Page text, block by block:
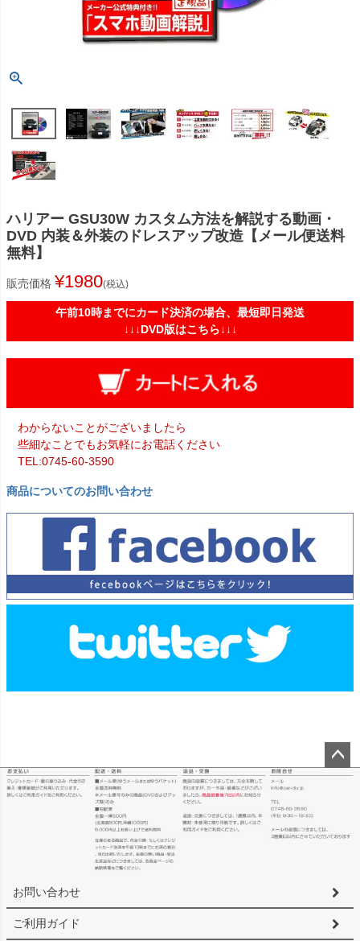
ハリアー GSU30W カスタム方法を解説する動画・
DVD 内装＆外装のドレスアップ改造【メール便送料
無料】
販売価格 ¥1980 税込
午前10時までにカード決済の場合、最短即日発送
↓↓↓DVD版はこちら↓↓↓
わからないことがございましたら
些細なことでもお気軽にお電話ください
TEL:0745-60-3590
商品についてのお問い合わせ
ペー
へ
お問い合わせ
ご利用ガイド